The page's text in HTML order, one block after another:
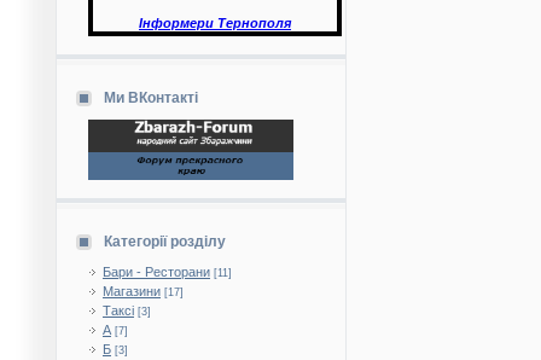
Інформери Тернополя
Ми ВКонтакті
Категорії розділу
Бари - Ресторани [11]
Магазини [17]
Таксі [3]
А [7]
Б [3]